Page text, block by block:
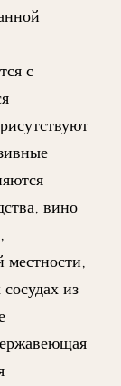
с
вино
местности,
из